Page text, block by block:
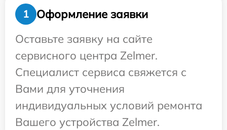
1
Оформление заявки
Оставьте заявку на сайте
сервисного центра Zelmer.
Специалист сервиса свяжется с
Вами для уточнения
индивидуальных условий ремонта
Вашего устройства Zelmer.